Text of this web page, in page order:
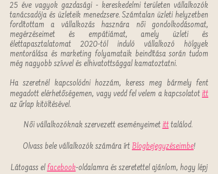
25 éve vagyok gazdasági - kereskedelmi területen vállalkozók
tanácsadója és üzleteik menedzsere. Számtalan üzleti helyzetben
fordítottam a vállalkozás hasznára női gondolkodásomat,
megérzéseimet és empátiámat, amely üzleti és
élettapasztalatomat 2020-tól induló vállalkozó hölgyek
mentorálása és marketing folyamataik beindítása során tudom
még nagyobb szívvel és elhivatottsággal kamatoztatni.
Ha szeretnél kapcsolódni hozzám, keress meg bármely fent
megadott elérhetőségemen, vagy vedd fel velem a kapcsolatot itt
az űrlap kitöltésével.
Női vállalkozóknak szervezett eseményeimet itttalálod.
Olvass bele vállalkozók számára írt Blogbejegyzéseimbe!
Látogass el facebook-oldalamra és szeretettel ajánlom, hogy lépj